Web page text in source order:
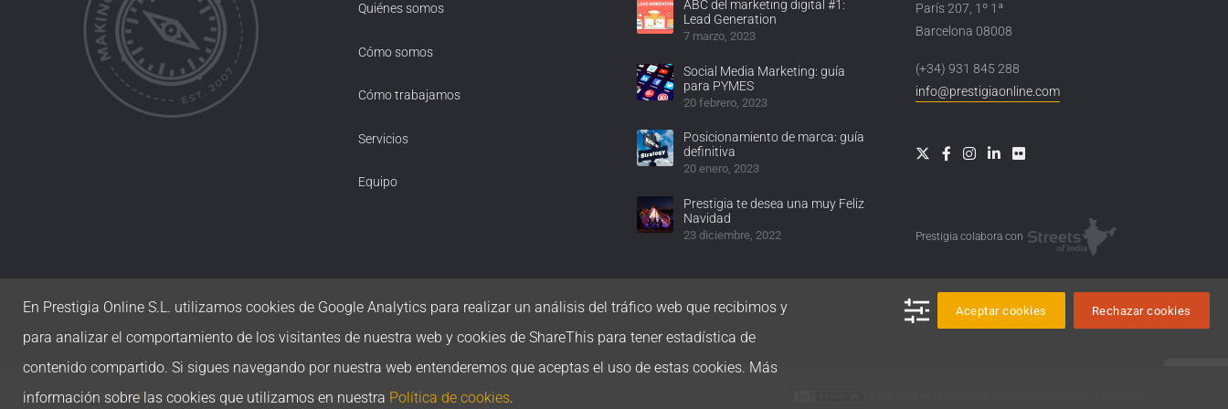
Quiénes somos
Cómo somos
Cómo trabajamos
Servicios
Equipo
ABC del marketing digital #1:
Lead Generation
7 marzo, 2023
Social Media Marketing: guía
para PYMES
20 febrero, 2023
Posicionamiento de marca: guía
definitiva
20 enero, 2023
Prestigia te desea una muy Feliz
Navidad
23 diciembre, 2022
París 207, 1º 1ª
Barcelona 08008
(+34) 931 845 288
info@prestigiaonline.com
Prestigia colabora con
Made with by Prestigia|Política de privacidad | Política de cookies
En Prestigia Online S.L. utilizamos cookies de Google Analytics para realizar un análisis del tráfico web que recibimos y
para analizar el comportamiento de los visitantes de nuestra web y cookies de ShareThis para tener estadística de
contenido compartido. Si sigues navegando por nuestra web entenderemos que aceptas el uso de estas cookies. Más
información sobre las cookies que utilizamos en nuestra Política de cookies.
Aceptar cookies Rechazar cookies